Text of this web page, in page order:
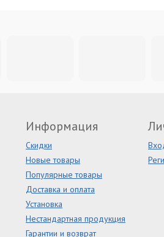
Информация
Скидки
Новые товары
Популярные товары
Доставка и оплата
Установка
Нестандартная продукция
Гарантии и возврат